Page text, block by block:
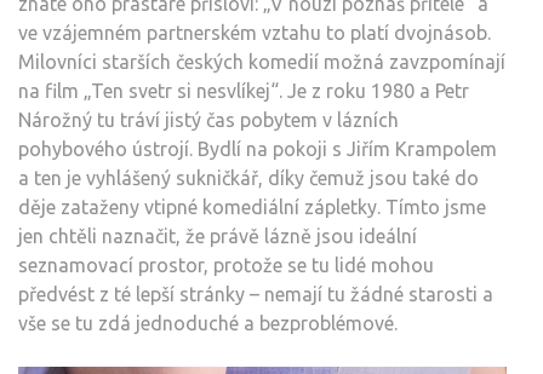
ve vzájemném partnerském vztahu to platí dvojnásob.
Milovníci starších českých komedií možná zavzpomínají
na film „Ten svetr si nesvlíkej“. Je z roku 1980 a Petr
Nárožný tu tráví jistý čas pobytem v lázních
pohybového ústrojí. Bydlí na pokoji s Jiřím Krampolem
a ten je vyhlášený sukničkář, díky čemuž jsou také do
děje zataženy vtipné komediální zápletky. Tímto jsme
jen chtěli naznačit, že právě lázně jsou ideální
seznamovací prostor, protože se tu lidé mohou
předvést z té lepší stránky – nemají tu žádné starosti a
vše se tu zdá jednoduché a bezproblémové.